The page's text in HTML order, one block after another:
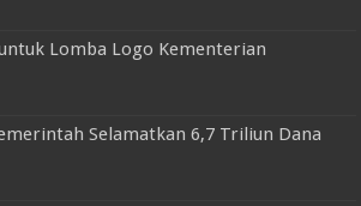
Lomba Logo Kementerian
Selamatkan 6,7 Triliun Dana